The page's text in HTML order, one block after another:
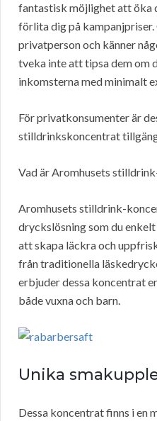
fantastisk möjlighet att öka
förlita dig på kampanjpriser.
privatperson och känner
tveka inte att tipsa dem om
inkomsterna med minimalt
För privatkonsumenter är
stilldrinkskoncentrat
Vad är Aromhusets
Aromhusets stilldrink-
dryckslösning som du
att skapa läckra och
från traditionella
erbjuder dessa koncentrat
både vuxna och barn.
Unika
Dessa koncentrat finns i en